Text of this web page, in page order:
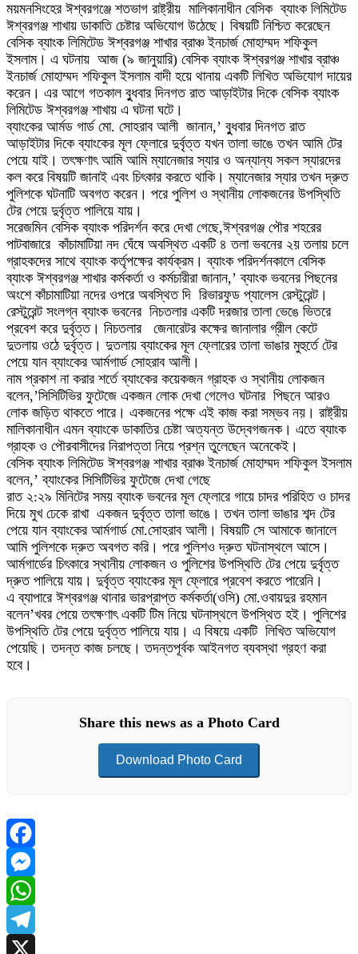
ময়মনসিংহের ঈশ্বরগঞ্জে শতভাগ রাষ্ট্রীয় মালিকানাধীন বেসিক ব্যাংক লিমিটেড
ঈশ্বরগঞ্জ শাখায় ডাকাতি চেষ্টার অভিযোগ উঠেছে। বিষয়টি নিশ্চিত করেছেন
বেসিক ব্যাংক লিমিটেড ঈশ্বরগঞ্জ শাখার ব্রাঞ্চ ইনচার্জ মোহাম্মদ শফিকুল
ইসলাম। এ ঘটনায় আজ (৯ জানুয়ারি) বেসিক ব্যাংক ঈশ্বরগঞ্জ শাখার ব্রাঞ্চ
ইনচার্জ মোহাম্মদ শফিকুল ইসলাম বাদী হয়ে থানায় একটি লিখিত অভিযোগ দায়ের
করেন। এর আগে গতকাল বুুধবার দিনগত রাত আড়াইটার দিকে বেসিক ব্যাংক
লিমিটেড ঈশ্বরগঞ্জ শাখায় এ ঘটনা ঘটে।
ব্যাংকের আর্মড গার্ড মো. সোহরাব আলী জানান,’ বুুধবার দিনগত রাত
আড়াইটার দিকে ব্যাংকের মূল ফ্লোরে দুর্বৃত্ত যখন তালা ভাঙে তখন আমি টের
পেয়ে যাই। তৎক্ষণাৎ আমি আমি ম্যানেজার স্যার ও অন্যান্য সকল স্যারদের
কল করে বিষয়টি জানাই এবং চিৎকার করতে থাকি। ম্যানেজার স্যার তখন দ্রুত
পুলিশকে ঘটনাটি অবগত করেন। পরে পুলিশ ও স্থানীয় লোকজনের উপস্থিতি
টের পেয়ে দুর্বৃত্ত পালিয়ে যায়।
সরেজমিন বেসিক ব্যাংক পরিদর্শন করে দেখা গেছে,ঈশ্বরগঞ্জ পৌর শহরের
পাটবাজারে কাঁচামাটিয়া নদ ঘেঁষে অবস্থিত একটি ৪ তলা ভবনের ২য় তলায় চলে
গ্রাহকদের সাথে ব্যাংক কর্তৃপক্ষের কার্যক্রম। ব্যাংক পরিদর্শনকালে বেসিক
ব্যাংক ঈশ্বরগঞ্জ শাখার কর্মকর্তা ও কর্মচারীরা জানান,’ ব্যাংক ভবনের পিছনের
অংশে কাঁচামাটিয়া নদের ওপরে অবস্থিত দি রিভারফুড প্যালেস রেস্টুরেন্ট।
রেস্টুরেন্ট সংলগ্ন ব্যাংক ভবনের নিচতলার একটি দরজার তালা ভেঙে ভিতরে
প্রবেশ করে দুর্বৃত্ত। নিচতলার জেনারেটর কক্ষের জানালার গ্রীল কেটে
দুতলায় ওঠে দুর্বৃত্ত। দুতলায় ব্যাংকের মূল ফ্লোরের তালা ভাঙার মুহুর্তে টের
পেয়ে যান ব্যাংকের আর্মগার্ড সোহরাব আলী।
নাম প্রকাশ না করার শর্তে ব্যাংকের কয়েকজন গ্রাহক ও স্থানীয় লোকজন
বলেন,’সিসিটিভির ফুটেজে একজন লোক দেখা গেলেও ঘটনার পিছনে আরও
লোক জড়িত থাকতে পারে। একজনের পক্ষে এই কাজ করা সম্ভব নয়। রাষ্ট্রীয়
মালিকানাধীন এমন ব্যাংকে ডাকাতির চেষ্টা অত্যন্ত উদ্বেগজনক। এতে ব্যাংক
গ্রাহক ও পৌরবাসীদের নিরাপত্তা নিয়ে প্রশ্ন তুলেছেন অনেকেই।
বেসিক ব্যাংক লিমিটেড ঈশ্বরগঞ্জ শাখার ব্রাঞ্চ ইনচার্জ মোহাম্মদ শফিকুল ইসলাম
বলেন,’ ব্যাংকের সিসিটিভির ফুটেজে দেখা গেছে
রাত ২:২৯ মিনিটের সময় ব্যাংক ভবনের মূল ফ্লোরে গায়ে চাদর পরিহিত ও চাদর
দিয়ে মুখ ঢেকে রাখা একজন দুর্বৃত্ত তালা ভাঙে। তখন তালা ভাঙার শব্দ টের
পেয়ে যান ব্যাংকের আর্মগার্ড মো.সোহরাব আলী। বিষয়টি সে আমাকে জানালে
আমি পুলিশকে দ্রুত অবগত করি। পরে পুলিশও দ্রুত ঘটনাস্থলে আসে।
আর্মগার্ডের চিৎকারে স্থানীয় লোকজন ও পুলিশের উপস্থিতি টের পেয়ে দুর্বৃত্ত
দ্রুত পালিয়ে যায়। দুর্বৃত্ত ব্যাংকের মূল ফ্লোরে প্রবেশ করতে পারেনি।
এ ব্যাপারে ঈশ্বরগঞ্জ থানার ভারপ্রাপ্ত কর্মকর্তা(ওসি) মো.ওবায়দুর রহমান
বলেন’খবর পেয়ে তৎক্ষণাৎ একটি টিম নিয়ে ঘটনাস্থলে উপস্থিত হই। পুলিশের
উপস্থিতি টের পেয়ে দুর্বৃত্ত পালিয়ে যায়। এ বিষয়ে একটি লিখিত অভিযোগ
পেয়েছি। তদন্ত কাজ চলছে। তদন্তপূর্বক আইনগত ব্যবস্থা গ্রহণ করা
হবে।
Share this news as a Photo Card
Download Photo Card
Facebook
Messenger
WhatsApp
Telegram